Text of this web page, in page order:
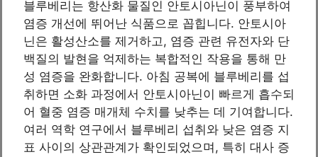
블루베리는 항산화 물질인 안토시아닌이 풍부하여
염증 개선에 뛰어난 식품으로 꼽힙니다. 안토시아
닌은 활성산소를 제거하고, 염증 관련 유전자와 단
백질의 발현을 억제하는 복합적인 작용을 통해 만
성 염증을 완화합니다. 아침 공복에 블루베리를 섭
취하면 소화 과정에서 안토시아닌이 빠르게 흡수되
어 혈중 염증 매개체 수치를 낮추는 데 기여합니다.
여러 역학 연구에서 블루베리 섭취와 낮은 염증 지
표 사이의 상관관계가 확인되었으며, 특히 대사 증